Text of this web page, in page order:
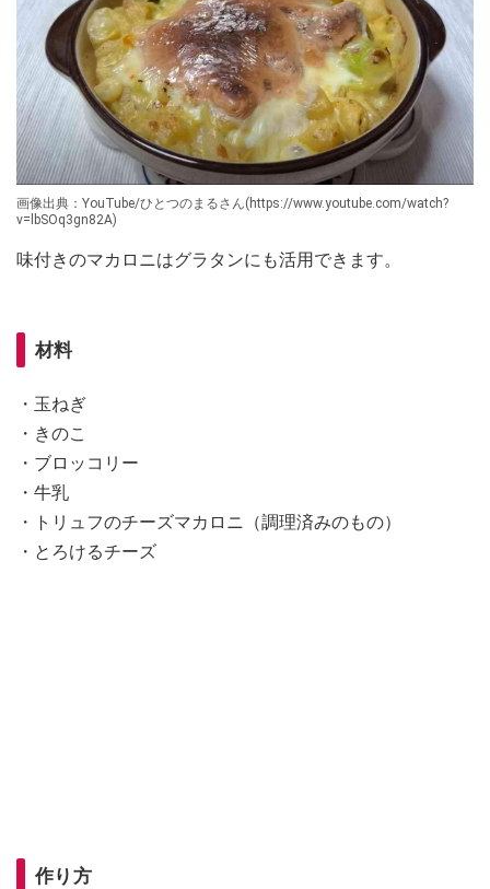
画像出典：YouTube/ひとつのまるさん(https://www.youtube.com/watch?
v=lbSOq3gn82A)
味付きのマカロニはグラタンにも活用できます。
材料
・玉ねぎ
・きのこ
・ブロッコリー
・牛乳
・トリュフのチーズマカロニ（調理済みのもの）
・とろけるチーズ
作り方